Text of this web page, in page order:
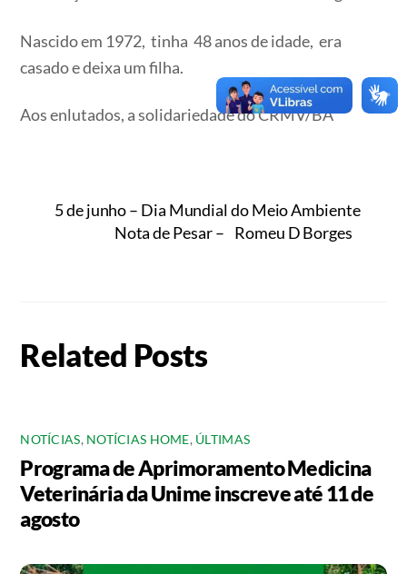
Nascido em 1972, tinha 48 anos de idade, era
casado e deixa um filha.
Aos enlutados, a solidariedade do CRMV/BA
5 de junho – Dia Mundial do Meio Ambiente
Nota de Pesar – Romeu D Borges
Related Posts
NOTÍCIAS, NOTÍCIAS HOME, ÚLTIMAS
Programa de Aprimoramento Medicina
Veterinária da Unime inscreve até 11 de
agosto